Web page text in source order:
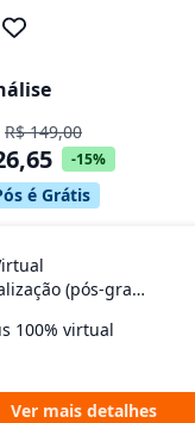
R$ 149,00
-15%
é Grátis
Especialização (pós-graduação)
100% virtual
Ver mais detalhes